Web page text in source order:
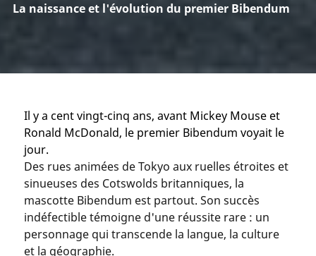
La naissance et l'évolution du premier Bibendum
Il y a cent vingt-cinq ans, avant Mickey Mouse et
Ronald McDonald, le premier Bibendum voyait le
jour.
Des rues animées de Tokyo aux ruelles étroites et
sinueuses des Cotswolds britanniques, la
mascotte Bibendum est partout. Son succès
indéfectible témoigne d'une réussite rare : un
personnage qui transcende la langue, la culture
et la géographie.